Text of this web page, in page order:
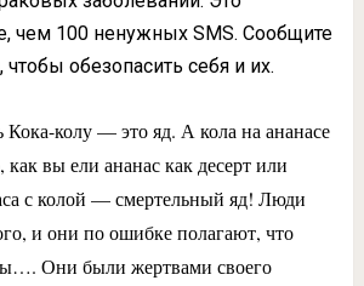
чем 100 ненужных SMS. Сообщите
обезопасить себя и их.
Кока-колу — это яд. А кола на ананасе
как вы ели ананас как десерт или
с колой — смертельный яд! Люди
и они по ошибке полагают, что
Они были жертвами своего